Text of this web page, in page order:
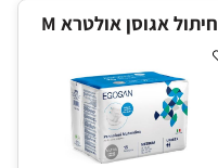
חיתול אגוסן אולטרא M